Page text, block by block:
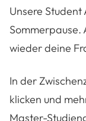
Unsere
wieder deine
In der
klicken und
Master-